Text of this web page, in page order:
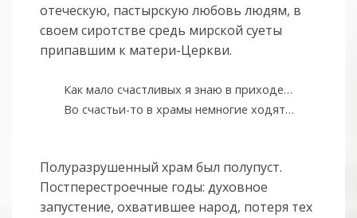
отеческую, пастырскую любовь людям, в
своем сиротстве средь мирской суеты
припавшим к матери-Церкви.
Как мало счастливых я знаю в приходе…
Во счастьи-то в храмы немногие ходят…
Полуразрушенный храм был полупуст.
Постперестроечные годы: духовное
запустение, охватившее народ, потеря тех